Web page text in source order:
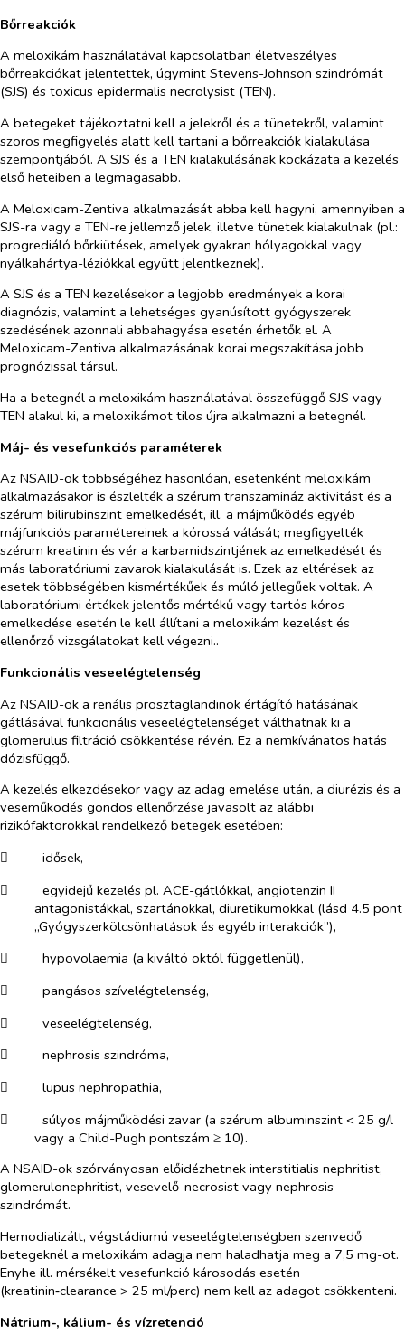
Bőrreakciók
A meloxikám használatával kapcsolatban életveszélyes
bőrreakciókat jelentettek, úgymint Stevens-Johnson szindrómát
(SJS) és toxicus epidermalis necrolysist (TEN).
A betegeket tájékoztatni kell a jelekről és a tünetekről, valamint
szoros megfigyelés alatt kell tartani a bőrreakciók kialakulása
szempontjából. A SJS és a TEN kialakulásának kockázata a kezelés
első heteiben a legmagasabb.
A Meloxicam-Zentiva alkalmazását abba kell hagyni, amennyiben a
SJS-ra vagy a TEN-re jellemző jelek, illetve tünetek kialakulnak (pl.:
progrediáló bőrkiütések, amelyek gyakran hólyagokkal vagy
nyálkahártya-léziókkal együtt jelentkeznek).
A SJS és a TEN kezelésekor a legjobb eredmények a korai
diagnózis, valamint a lehetséges gyanúsított gyógyszerek
szedésének azonnali abbahagyása esetén érhetők el. A
Meloxicam-Zentiva alkalmazásának korai megszakítása jobb
prognózissal társul.
Ha a betegnél a meloxikám használatával összefüggő SJS vagy
TEN alakul ki, a meloxikámot tilos újra alkalmazni a betegnél.
Máj- és vesefunkciós paraméterek
Az NSAID-ok többségéhez hasonlóan, esetenként meloxikám
alkalmazásakor is észlelték a szérum transzamináz aktivitást és a
szérum bilirubinszint emelkedését, ill. a májműködés egyéb
májfunkciós paramétereinek a kórossá válását; megfigyelték
szérum kreatinin és vér a karbamidszintjének az emelkedését és
más laboratóriumi zavarok kialakulását is. Ezek az eltérések az
esetek többségében kismértékűek és múló jellegűek voltak. A
laboratóriumi értékek jelentős mértékű vagy tartós kóros
emelkedése esetén le kell állítani a meloxikám kezelést és
ellenőrző vizsgálatokat kell végezni..
Funkcionális veseelégtelenség
Az NSAID-ok a renális prosztaglandinok értágító hatásának
gátlásával funkcionális veseelégtelenséget válthatnak ki a
glomerulus filtráció csökkentése révén. Ez a nemkívánatos hatás
dózisfüggő.
A kezelés elkezdésekor vagy az adag emelése után, a diurézis és a
veseműködés gondos ellenőrzése javasolt az alábbi
rizikófaktorokkal rendelkező betegek esetében:
​
idősek,
​
egyidejű kezelés pl. ACE-gátlókkal, angiotenzin II
antagonistákkal, szartánokkal, diuretikumokkal (lásd 4.5 pont
„Gyógyszerkölcsönhatások és egyéb interakciók”),
​
hypovolaemia (a kiváltó októl függetlenül),
​
pangásos szívelégtelenség,
​
veseelégtelenség,
​
nephrosis szindróma,
​
lupus nephropathia,
​
súlyos májműködési zavar (a szérum albuminszint < 25 g/l
vagy a Child-Pugh pontszám ≥ 10).
A NSAID-ok szórványosan előidézhetnek interstitialis nephritist,
glomerulonephritist, vesevelő-necrosist vagy nephrosis
szindrómát.
Hemodializált, végstádiumú veseelégtelenségben szenvedő
betegeknél a meloxikám adagja nem haladhatja meg a 7,5 mg-ot.
Enyhe ill. mérsékelt vesefunkció károsodás esetén
(kreatinin‑clearance > 25 ml/perc) nem kell az adagot csökkenteni.
Nátrium-, kálium- és vízretenció